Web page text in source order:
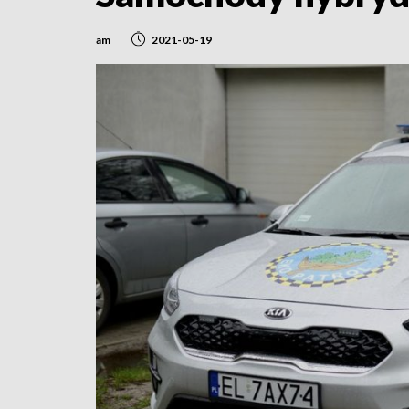
am 2021-05-19